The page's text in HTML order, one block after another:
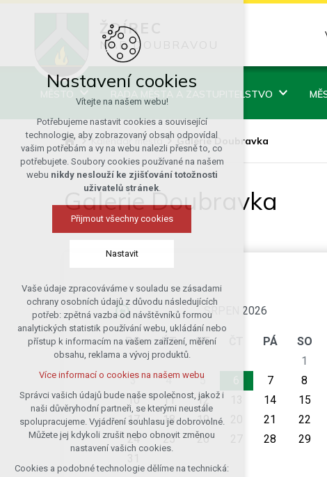
ŽDÍREC
NAD DOUBRAVOU
RADA MĚSTA A ZASTUPITELSTVO
Kalendář města Galerie Doubravka
Galerie Doubravka
SRPEN 2026
PO ÚT ST PÁ SO
1
3
4 5 7 8
10
11 12 14 15
17
18 19 21 22
24
25 26 28 29
Nastavení cookies
Vítejte na našem webu!
Potřebujeme nastavit cookies a související
technologie, aby zobrazovaný obsah odpovídal
vašim potřebám a vy na webu nalezli přesně to, co
potřebujete. Soubory cookies používané na našem
webu nikdy neslouží ke zjišťování totožnosti
uživatelů stránek.
Přijmout všechny cookies
Nastavit
Technická cookies
nutná pro provozování webu
udržení kontextu stránek (session):
případná přihlášení, volby jazyka, apod.
Volitelná cookies
analytická pro anonymizované
vyhodnocení návštěvnosti
marketingová cookies (Google)
Více informací o cookies na našem webu
Přijmout všechny cookies
Vaše údaje zpracováváme v souladu se zásadami
ochrany osobních údajů z důvodu následujících
potřeb: zpětná vazba od návštěvníků formou
analytických statistik používání webu, ukládání nebo
přístup k informacím na vašem zařízení, měření
obsahu, reklama a vývoj produktů.
Více informací o cookies na našem webu
Správci vašich údajů bude naše společnost, jakož i
naši důvěryhodní partneři, se kterými neustále
spolupracujeme. Vyjádření souhlasu je dobrovolné.
Můžete jej kdykoli zrušit nebo obnovit změnou
nastavení vašich cookies.
Cookies a podobné technologie dělíme na technická: